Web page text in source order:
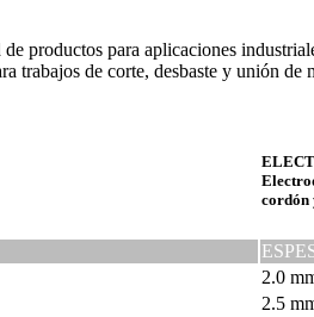
productos para aplicaciones
trabajos de corte, desbaste y unión de
cordón
2.0
2.5